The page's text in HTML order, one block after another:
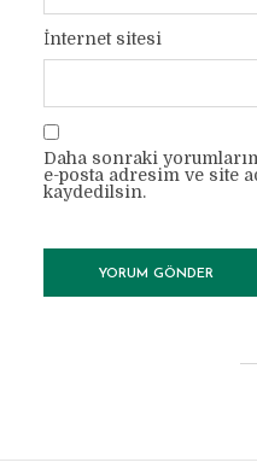
İnternet sitesi
Daha sonraki
e-posta adresim ve site
kaydedilsin.